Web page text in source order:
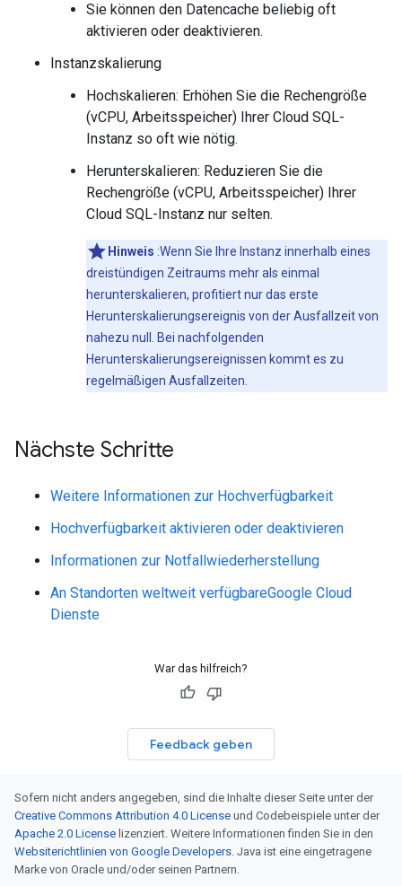
Sie können den Datencache beliebig oft
aktivieren oder deaktivieren.
Instanzskalierung
Hochskalieren: Erhöhen Sie die Rechengröße
(vCPU, Arbeitsspeicher) Ihrer Cloud SQL-
Instanz so oft wie nötig.
Herunterskalieren: Reduzieren Sie die
Rechengröße (vCPU, Arbeitsspeicher) Ihrer
Cloud SQL-Instanz nur selten.
Hinweis :Wenn Sie Ihre Instanz innerhalb eines
dreistündigen Zeitraums mehr als einmal
herunterskalieren, profitiert nur das erste
Herunterskalierungsereignis von der Ausfallzeit von
nahezu null. Bei nachfolgenden
Herunterskalierungsereignissen kommt es zu
regelmäßigen Ausfallzeiten.
Nächste Schritte
Weitere Informationen zur Hochverfügbarkeit
Hochverfügbarkeit aktivieren oder deaktivieren
Informationen zur Notfallwiederherstellung
An Standorten weltweit verfügbareGoogle Cloud
Dienste
War das hilfreich?
Feedback geben
Sofern nicht anders angegeben, sind die Inhalte dieser Seite unter der
Creative Commons Attribution 4.0 License und Codebeispiele unter der
Apache 2.0 License lizenziert. Weitere Informationen finden Sie in den
Websiterichtlinien von Google Developers. Java ist eine eingetragene
Marke von Oracle und/oder seinen Partnern.